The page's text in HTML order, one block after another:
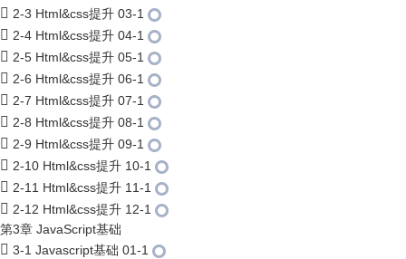
2-3 Html&css提升 03-1
2-4 Html&css提升 04-1
2-5 Html&css提升 05-1
2-6 Html&css提升 06-1
2-7 Html&css提升 07-1
2-8 Html&css提升 08-1
2-9 Html&css提升 09-1
2-10 Html&css提升 10-1
2-11 Html&css提升 11-1
2-12 Html&css提升 12-1
第3章 JavaScript基础
3-1 Javascript基础 01-1